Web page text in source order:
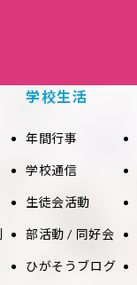
学校生活
年間行事
学校通信
生徒会活動
部活動 / 同好会
ひがそうブログ